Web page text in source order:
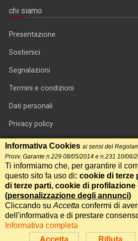
chi siamo
Presentazione
Sostienici
Segnalazioni
Termini e condizioni
Dati personali
Privacy policy
Informativa cookie
RSS feed
RSS Top News
Contatti
International Communication S.r.l. •
giornalistica n.191, reg. Tribunale di
Accetta Rifiuta
Informativa Cookies ai sensi del
Provv. Garante n.229 08/05/2014 e n.231 10/06/
Ti informiamo che, per garantire il
questo sito fa uso di: cookie di terze
di terze parti, cookie di profilazione
(personalizzazione degli annunci)
Cliccando su Accetta confermi di
dell'informativa e di prestare
Informativa completa